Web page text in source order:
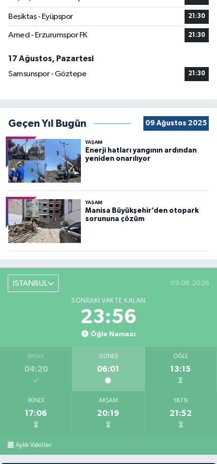
Beşiktaş - Eyüpspor 21:30
Amed - Erzurumspor FK 21:30
17 Ağustos, Pazartesi
Samsunspor - Göztepe
21:30
Geçen Yıl Bugün 09 Ağustos 2025
YAŞAM
Enerji hatları yangının ardından
yeniden onarılıyor
YAŞAM
Manisa Büyükşehir’den otopark
sorununa çözüm
İSTANBUL 09.08.2026
SONRAKI VAKTE KALAN
23:55
Öğle Namazı
İMSAK
04:20
GÜNEŞ
06:01
ÖĞLE
13:15
İKINDI
17:06
AKŞAM
20:19
YATSI
21:52
Aylık Vakitler